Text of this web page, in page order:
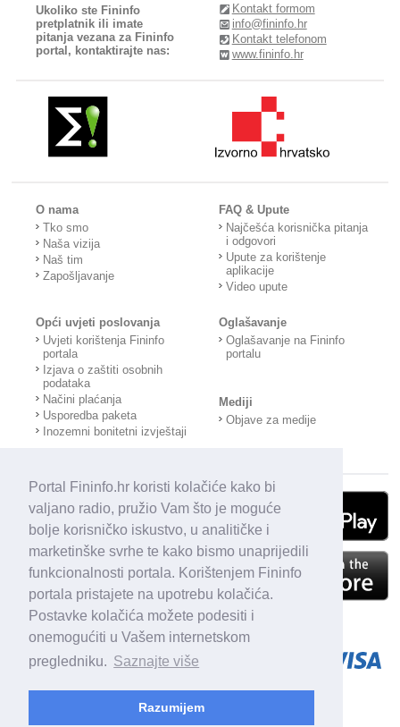
Portal Fininfo.hr koristi kolačiće kako bi
valjano radio, pružio Vam što je moguće
bolje korisničko iskustvo, u analitičke i
marketinške svrhe te kako bismo unaprijedili
funkcionalnosti portala. Korištenjem Fininfo
portala pristajete na upotrebu kolačića.
Postavke kolačića možete podesiti i
onemogućiti u Vašem internetskom
pregledniku. Saznajte više
Razumijem
Ukoliko ste Fininfo
pretplatnik ili imate
pitanja vezana za Fininfo
portal, kontaktirajte nas:
Kontakt formom
info@fininfo.hr
Kontakt telefonom
www.fininfo.hr
O nama
Tko smo
Naša vizija
Naš tim
Zapošljavanje
FAQ & Upute
Najčešća korisnička pitanja
i odgovori
Upute za korištenje
aplikacije
Video upute
Opći uvjeti poslovanja
Uvjeti korištenja Fininfo
portala
Izjava o zaštiti osobnih
podataka
Načini plaćanja
Usporedba paketa
Inozemni bonitetni izvještaji
Oglašavanje
Oglašavanje na Fininfo
portalu
Mediji
Objave za medije